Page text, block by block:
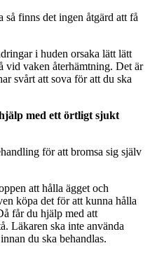
så finns det ingen åtgärd att få
i huden orsaka lätt lätt
vid vaken återhämtning. Det är
svårt att sova för att du ska
med ett örtligt sjukt
för att bromsa sig själv
att hålla ägget och
köpa det för att kunna hålla
får du hjälp med att
Läkaren ska inte använda
du ska behandlas.